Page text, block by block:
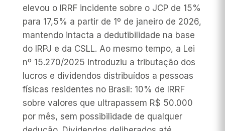
elevou o IRRF incidente sobre o JCP de 15%
para 17,5% a partir de 1º de janeiro de 2026,
mantendo intacta a dedutibilidade na base
do IRPJ e da CSLL. Ao mesmo tempo, a Lei
nº 15.270/2025 introduziu a tributação dos
lucros e dividendos distribuídos a pessoas
físicas residentes no Brasil: 10% de IRRF
sobre valores que ultrapassem R$ 50.000
por mês, sem possibilidade de qualquer